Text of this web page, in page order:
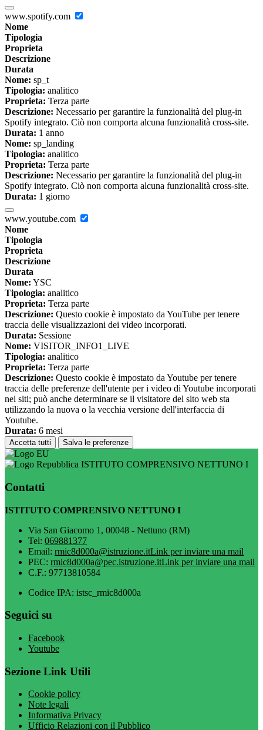
www.spotify.com
Nome
Tipologia
Proprieta
Descrizione
Durata
Nome: sp_t
Tipologia: analitico
Proprieta: Terza parte
Descrizione: Necessario per garantire la funzionalità del plug-in
Spotify integrato. Ciò non comporta alcuna funzionalità cross-site.
Durata: 1 anno
Nome: sp_landing
Tipologia: analitico
Proprieta: Terza parte
Descrizione: Necessario per garantire la funzionalità del plug-in
Spotify integrato. Ciò non comporta alcuna funzionalità cross-site.
Durata: 1 giorno
www.youtube.com
Nome
Tipologia
Proprieta
Descrizione
Durata
Nome: YSC
Tipologia: analitico
Proprieta: Terza parte
Descrizione: Questo cookie è impostato da YouTube per tenere
traccia delle visualizzazioni dei video incorporati.
Durata: Sessione
Nome: VISITOR_INFO1_LIVE
Tipologia: analitico
Proprieta: Terza parte
Descrizione: Questo cookie è impostato da Youtube per tenere
traccia delle preferenze dell'utente per i video di Youtube incorporati
nei siti; può anche determinare se il visitatore del sito web sta
utilizzando la nuova o la vecchia versione dell'interfaccia di
Youtube.
Durata: 6 mesi
Accetta tutti Salva le preferenze
ISTITUTO COMPRENSIVO NETTUNO I
Contatti
ISTITUTO COMPRENSIVO NETTUNO I
Via San Giacomo 1, 00048 - Nettuno (RM)
Tel: 069881377
Email: rmic8d000a@istruzione.itLink per inviare una mail
PEC: rmic8d000a@pec.istruzione.itLink per inviare una mail
C.F.: 97713810584
Codice IPA: istsc_rmic8d000a
Seguici su
Facebook
Youtube
Sezione Link Utili
Cookie policy
Note legali
Informativa Privacy
Ufficio Relazioni con il Pubblico